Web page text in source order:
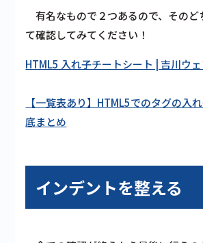
有名なもので２つあるので、そのど
て確認してみてください！
HTML5 入れ子チートシート | 吉川ウ
【一覧表あり】HTML5でのタグの入
底まとめ
インデントを整える